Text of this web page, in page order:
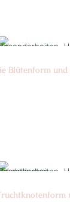
Blüten­form